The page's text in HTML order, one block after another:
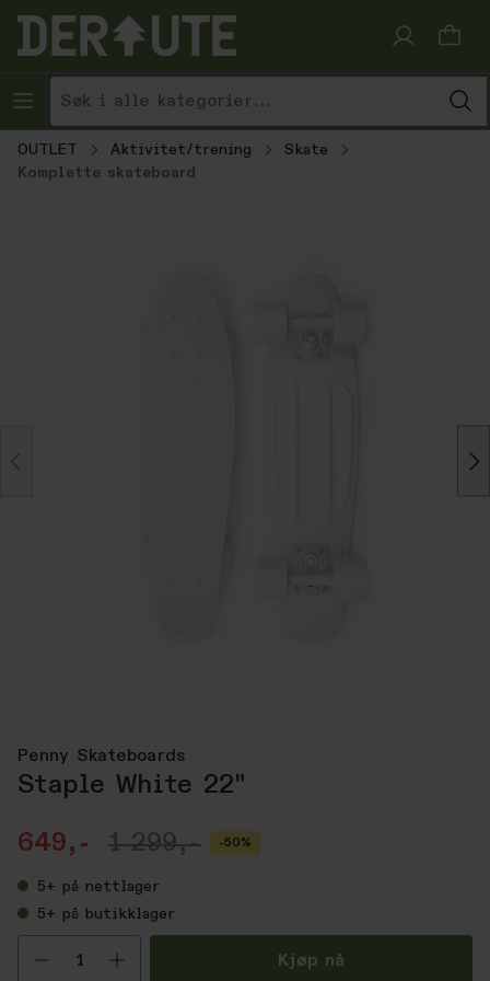
Hopp til innhold
OUTLET Aktivitet/trening
Skate
Komplette skateboard
Penny Skateboards
Staple White 22"
649,- 1 299,- -50%
5+ på nettlager
5+ på butikklager
Velg antall Kjøp nå